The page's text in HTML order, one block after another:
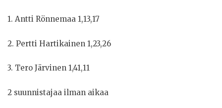
1. Antti Rönnemaa 1,13,17
2. Pertti Hartikainen 1,23,26
3. Tero Järvinen 1,41,11
2 suunnistajaa ilman aikaa